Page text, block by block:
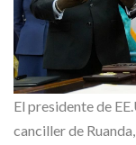
El presidente de
canciller de